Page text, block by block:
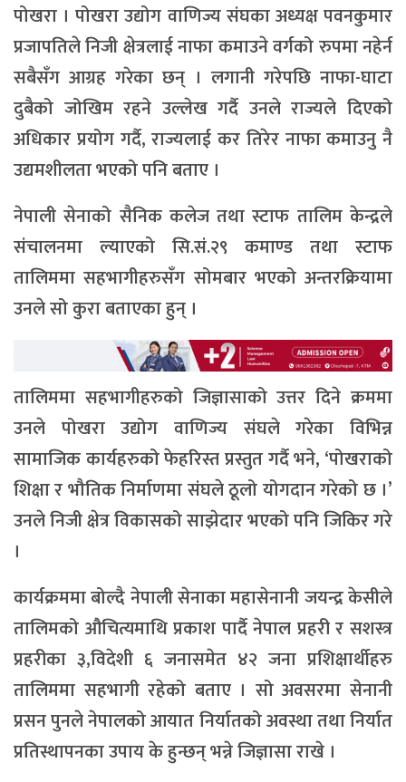
पोखरा । पोखरा उद्योग वाणिज्य संघका अध्यक्ष पवनकुमार
प्रजापतिले निजी क्षेत्रलाई नाफा कमाउने वर्गको रुपमा नहेर्न
सबैसँग आग्रह गरेका छन् । लगानी गरेपछि नाफा-घाटा
दुबैको जोखिम रहने उल्लेख गर्दै उनले राज्यले दिएको
अधिकार प्रयोग गर्दै, राज्यलाई कर तिरेर नाफा कमाउनु नै
उद्यमशीलता भएको पनि बताए ।
नेपाली सेनाको सैनिक कलेज तथा स्टाफ तालिम केन्द्रले
संचालनमा ल्याएको सि.सं.२९ कमाण्ड तथा स्टाफ
तालिममा सहभागीहरुसँग सोमबार भएको अन्तरक्रियामा
उनले सो कुरा बताएका हुन् ।
तालिममा सहभागीहरुको जिज्ञासाको उत्तर दिने क्रममा
उनले पोखरा उद्योग वाणिज्य संघले गरेका विभिन्न
सामाजिक कार्यहरुको फेहरिस्त प्रस्तुत गर्दै भने, ‘पोखराको
शिक्षा र भौतिक निर्माणमा संघले ठूलो योगदान गरेको छ ।’
उनले निजी क्षेत्र विकासको साझेदार भएको पनि जिकिर गरे
।
कार्यक्रममा बोल्दै नेपाली सेनाका महासेनानी जयन्द्र केसीले
तालिमको औचित्यमाथि प्रकाश पार्दै नेपाल प्रहरी र सशस्त्र
प्रहरीका ३,विदेशी ६ जनासमेत ४२ जना प्रशिक्षार्थीहरु
तालिममा सहभागी रहेको बताए । सो अवसरमा सेनानी
प्रसन पुनले नेपालको आयात निर्यातको अवस्था तथा निर्यात
प्रतिस्थापनका उपाय के हुन्छन् भन्ने जिज्ञासा राखे ।